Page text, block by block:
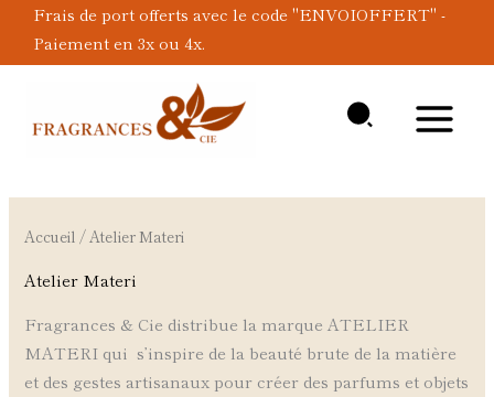
Aller
contenu
Frais de port offerts avec le code "ENVOIOFFERT" -
Paiement en 3x ou 4x.
Accueil / Atelier Materi
Atelier Materi
Fragrances & Cie distribue la marque ATELIER
MATERI qui s’inspire de la beauté brute de la matière
et des gestes artisanaux pour créer des parfums et objets